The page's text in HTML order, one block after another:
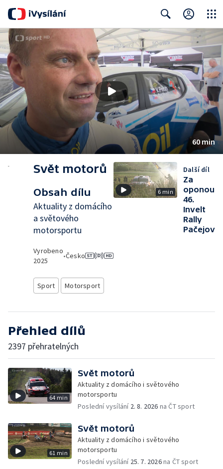
Search Close
60 min
Svět motorů
Obsah dílu
Aktuality z domácího
a světového
motorsportu
Vyrobeno
2025
•Česko
Sport Motorsport
6 min
Další díl
Za
oponou
46.
Invelt
Rally
Pačejov
Přehled dílů
2397 přehratelných
64 min
Svět motorů
Aktuality z domácího i světového
motorsportu
Poslední vysílání 2. 8. 2026 na ČT sport
61 min
Svět motorů
Aktuality z domácího i světového
motorsportu
Poslední vysílání 25. 7. 2026na ČT sport